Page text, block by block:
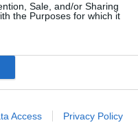
Sale, and/or Sharing
the Purposes for which it
Access Privacy Policy
la Universidad de Las Palmas de
la existencia de copias